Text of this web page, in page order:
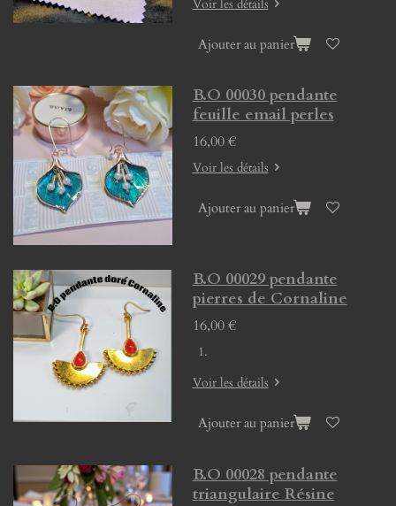
Voir les détails
Ajouter au panier
B.O 00030 pendante
feuille email perles
16,00 €
Voir les détails
Ajouter au panier
B.O 00029 pendante
pierres de Cornaline
16,00 €
Voir les détails
Ajouter au panier
B.O 00028 pendante
triangulaire Résine